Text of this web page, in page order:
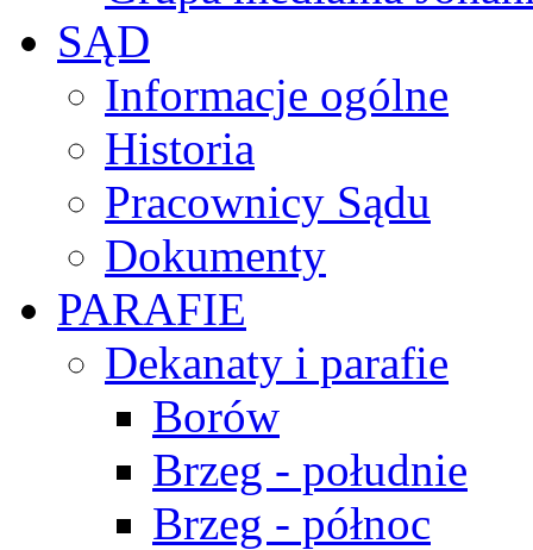
SĄD
Informacje ogólne
Historia
Pracownicy Sądu
Dokumenty
PARAFIE
Dekanaty i parafie
Borów
Brzeg - południe
Brzeg - północ